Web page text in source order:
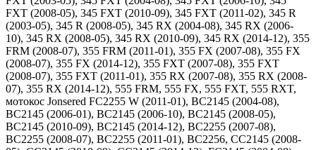
FXT (2008-05), 345 FXT (2010-09), 345 FXT (2011-02), 345 R
(2003-05), 345 R (2008-05), 345 RX (2004-08), 345 RX (2006-
10), 345 RX (2008-05), 345 RX (2010-09), 345 RX (2014-12), 355
FRM (2008-07), 355 FRM (2011-01), 355 FX (2007-08), 355 FX
(2008-07), 355 FX (2014-12), 355 FXT (2007-08), 355 FXT
(2008-07), 355 FXT (2011-01), 355 RX (2007-08), 355 RX (2008-
07), 355 RX (2014-12), 555 FRM, 555 FX, 555 FXT, 555 RXT,
мотокос Jonsered FC2255 W (2011-01), BC2145 (2004-08),
BC2145 (2006-01), BC2145 (2006-10), BC2145 (2008-05),
BC2145 (2010-09), BC2145 (2014-12), BC2255 (2007-08),
BC2255 (2008-07), BC2255 (2011-01), BC2256, CC2145 (2008-